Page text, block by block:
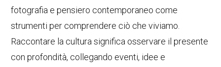
fotografia e pensiero contemporaneo come
strumenti per comprendere ciò che viviamo.
Raccontare la cultura significa osservare il presente
con profondità, collegando eventi, idee e